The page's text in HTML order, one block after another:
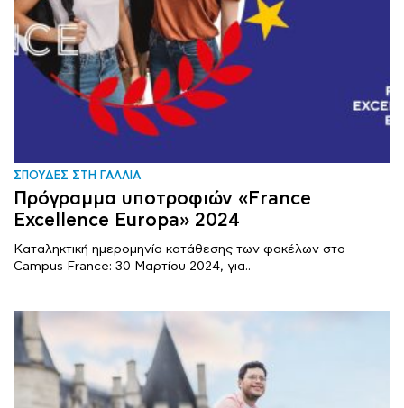
ΣΠΟΥΔΕΣ ΣΤΗ ΓΑΛΛΙΑ
Πρόγραμμα υποτροφιών «France
Excellence Europa» 2024
Καταληκτική ημερομηνία κατάθεσης των φακέλων στο
Campus France: 30 Μαρτίου 2024, για..